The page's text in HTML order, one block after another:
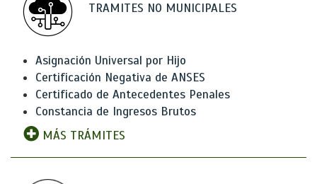
TRAMITES NO MUNICIPALES
Asignación Universal por Hijo
Certificación Negativa de ANSES
Certificado de Antecedentes Penales
Constancia de Ingresos Brutos
MÁS TRÁMITES